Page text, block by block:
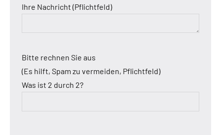
Ihre Nachricht (Pflichtfeld)
Bitte rechnen Sie aus
(Es hilft, Spam zu vermeiden, Pflichtfeld)
Was ist 2 durch 2?